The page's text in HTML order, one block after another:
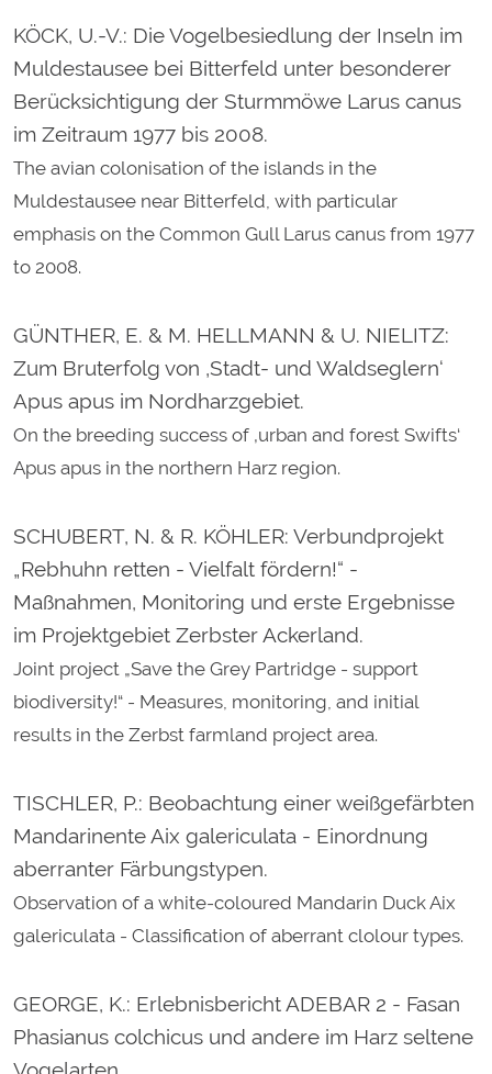
KÖCK, U.-V.: Die Vogelbesiedlung der Inseln im
Muldestausee bei Bitterfeld unter besonderer
Berücksichtigung der Sturmmöwe Larus canus
im Zeitraum 1977 bis 2008.
The avian colonisation of the islands in the
Muldestausee near Bitterfeld, with particular
emphasis on the Common Gull Larus canus from 1977
to 2008.
GÜNTHER, E. & M. HELLMANN & U. NIELITZ:
Zum Bruterfolg von ‚Stadt- und Waldseglern‘
Apus apus im Nordharzgebiet.
On the breeding success of ‚urban and forest Swifts‘
Apus apus in the northern Harz region.
SCHUBERT, N. & R. KÖHLER: Verbundprojekt
„Rebhuhn retten - Vielfalt fördern!“ -
Maßnahmen, Monitoring und erste Ergebnisse
im Projektgebiet Zerbster Ackerland.
Joint project „Save the Grey Partridge - support
biodiversity!“ - Measures, monitoring, and initial
results in the Zerbst farmland project area.
TISCHLER, P.: Beobachtung einer weißgefärbten
Mandarinente Aix galericulata - Einordnung
aberranter Färbungstypen.
Observation of a white-coloured Mandarin Duck Aix
galericulata - Classification of aberrant clolour types.
GEORGE, K.: Erlebnisbericht ADEBAR 2 - Fasan
Phasianus colchicus und andere im Harz seltene